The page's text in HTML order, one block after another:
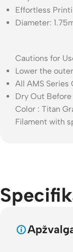
Effortless
Diameter:
Cautions for
Lower the
All AMS Series
Dry Out Before
Color : Titan
Filament with